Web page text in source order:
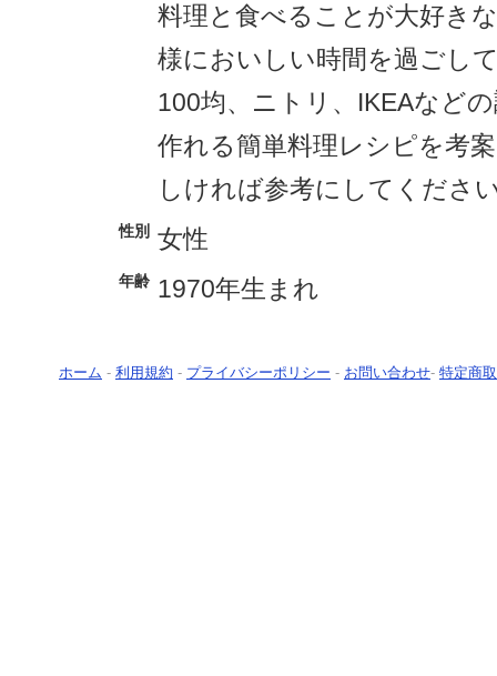
料理と食べることが大好き
様においしい時間を過ごし
100均、ニトリ、IKEAなど
作れる簡単料理レシピを考
しければ参考にしてくださ
性別 女性
年齢 1970年生まれ
ホーム - 利用規約 - プライバシーポリシー - お問い合わせ- 特定商